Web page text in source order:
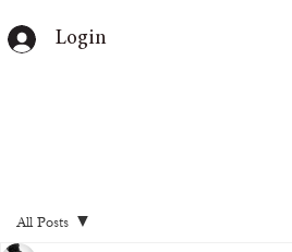
Login
All Posts